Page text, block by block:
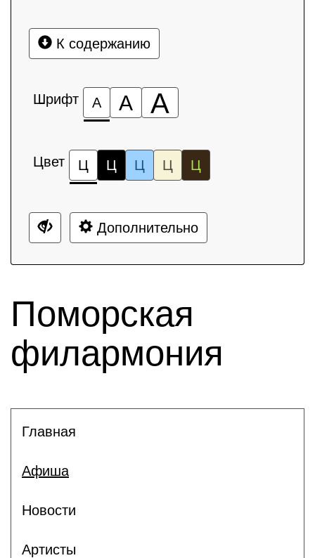
К содержанию
Шрифт А А А
Цвет Ц Ц Ц Ц Ц
Дополнительно
Поморская
филармония
Главная
Афиша
Новости
Артисты